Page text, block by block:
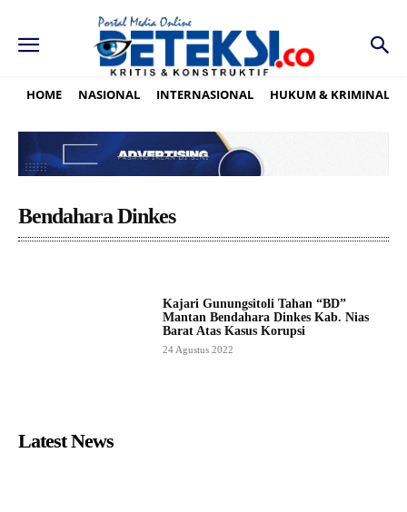
HOME NASIONAL INTERNASIONAL HUKUM & KRIMINAL
Bendahara Dinkes
Kajari Gunungsitoli Tahan “BD”
Mantan Bendahara Dinkes Kab. Nias
Barat Atas Kasus Korupsi
24 Agustus 2022
Latest News